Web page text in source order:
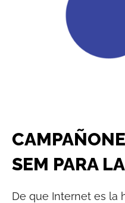
SEM PARA
De que Internet es la